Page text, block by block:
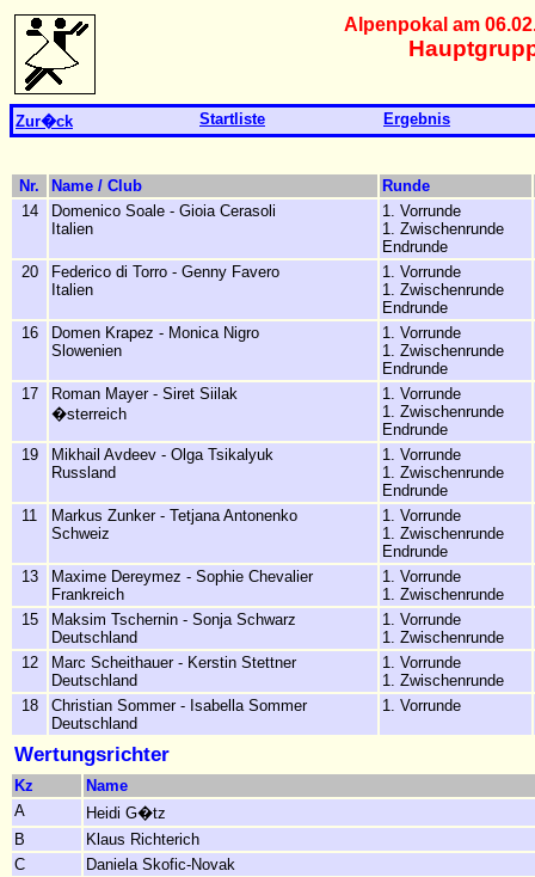
Alpenpokal am
Zur�ck Startliste Ergebnis
Nr. Name / Club
Runde
14
Domenico Soale - Gioia Cerasoli
Italien
1. Vorrunde
1. Zwischenrunde
Endrunde
20
Federico di Torro - Genny Favero
Italien
1. Vorrunde
1. Zwischenrunde
Endrunde
16
Domen Krapez - Monica Nigro
Slowenien
1. Vorrunde
1. Zwischenrunde
Endrunde
17
Roman Mayer - Siret Siilak
�sterreich
1. Vorrunde
1. Zwischenrunde
Endrunde
19
Mikhail Avdeev - Olga Tsikalyuk
Russland
1. Vorrunde
1. Zwischenrunde
Endrunde
11
Markus Zunker - Tetjana Antonenko
Schweiz
1. Vorrunde
1. Zwischenrunde
Endrunde
13
Maxime Dereymez - Sophie Chevalier
Frankreich
1. Vorrunde
1. Zwischenrunde
15
Maksim Tschernin - Sonja Schwarz
Deutschland
1. Vorrunde
1. Zwischenrunde
12
Marc Scheithauer - Kerstin Stettner
Deutschland
1. Vorrunde
1. Zwischenrunde
18
Christian Sommer - Isabella Sommer
Deutschland
1. Vorrunde
Wertungsrichter
Kz
Name
A
Heidi G�tz
B
Klaus Richterich
C
Daniela Skofic-Novak